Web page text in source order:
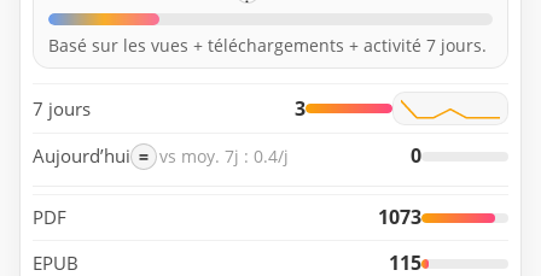
Basé sur les vues + téléchargements + activité 7 jours.
7 jours 3
Aujourd’hui = vs moy. 7j : 0.4/j 0
PDF 1073
EPUB 115